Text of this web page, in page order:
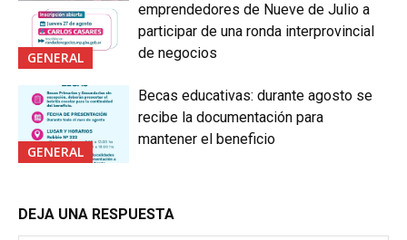
GENERAL
emprendedores de Nueve de Julio a
participar de una ronda interprovincial
de negocios
GENERAL
Becas educativas: durante agosto se
recibe la documentación para
mantener el beneficio
DEJA UNA RESPUESTA